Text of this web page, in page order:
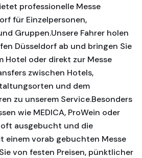
professionelle Messe
für Einzelpersonen,
Gruppen.Unsere Fahrer holen
Düsseldorf ab und bringen Sie
Hotel oder direkt zur Messe
zwischen Hotels,
und dem
zu unserem Service.Besonders
wie MEDICA, ProWein oder
ausgebucht und die
einem vorab gebuchten Messe
von festen Preisen, pünktlicher